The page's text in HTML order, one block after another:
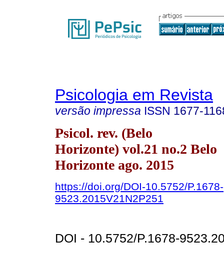
Psicologia em Revista
versão impressa ISSN 1677-
Psicol. rev. (Belo
Horizonte) vol.21 no.2 Belo
Horizonte ago. 2015
https://doi.org/DOI-10.5752/P.1678-
9523.2015V21N2P251
DOI - 10.5752/P.1678-